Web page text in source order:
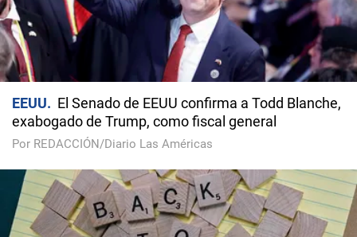
EEUU
El Senado de EEUU confirma a Todd Blanche,
exabogado de Trump, como fiscal general
Por REDACCIÓN/Diario Las Américas